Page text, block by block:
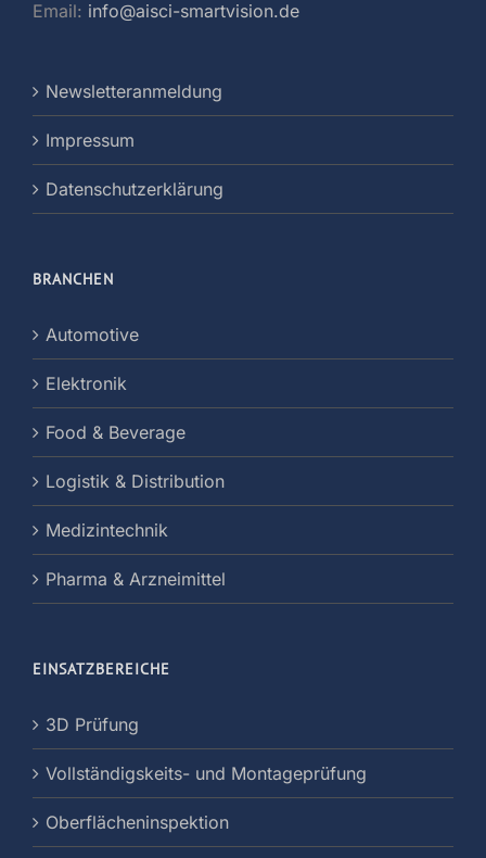
Email: info@aisci-smartvision.de
Newsletteranmeldung
Impressum
Datenschutzerklärung
BRANCHEN
Automotive
Elektronik
Food & Beverage
Logistik & Distribution
Medizintechnik
Pharma & Arzneimittel
EINSATZBEREICHE
3D Prüfung
Vollständigskeits- und Montageprüfung
Oberflächeninspektion